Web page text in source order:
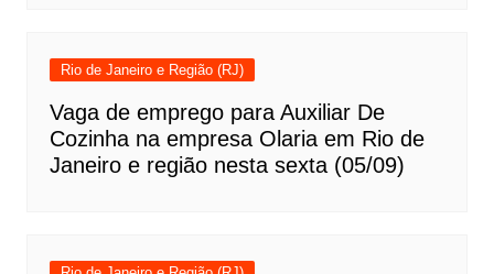
Rio de Janeiro e Região (RJ)
Vaga de emprego para Auxiliar De
Cozinha na empresa Olaria em Rio de
Janeiro e região nesta sexta (05/09)